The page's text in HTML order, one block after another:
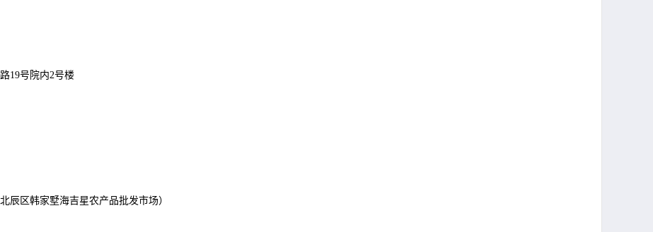
19号院内2号楼
辰区韩家墅海吉星农产品批发市场）